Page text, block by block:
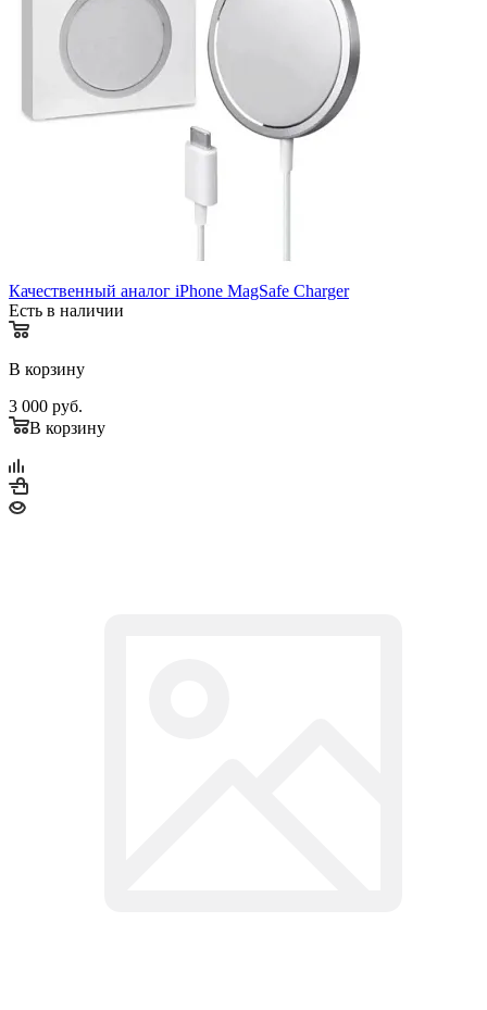
Качественный аналог iPhone MagSafe Charger
Есть в наличии
В корзину
3 000 руб.
В корзину